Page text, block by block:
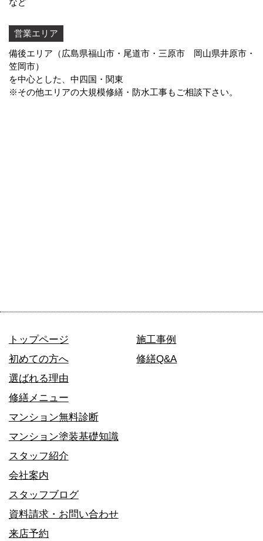
など
営業エリア
備後エリア（広島県福山市・尾道市・三原市 岡山県井原市・
笠岡市）
を中心とした、中四国・関東
※その他エリアの大規模修繕・防水工事もご相談下さい。
トップページ
初めての方へ
選ばれる理由
修繕メニュー
マンション無料診断
マンション塗装基礎知識
施工事例
修繕Q&A
スタッフ紹介
会社案内
スタッフブログ
資料請求・お問い合わせ
来店予約